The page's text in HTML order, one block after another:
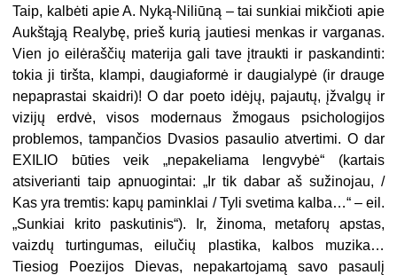
Taip, kalbėti apie A. Nyką-Niliūną – tai sunkiai mikčioti apie
Aukštąją Realybę, prieš kurią jautiesi menkas ir varganas.
Vien jo eilėraščių materija gali tave įtraukti ir paskandinti:
tokia ji tiršta, klampi, daugiaformė ir daugialypė (ir drauge
nepaprastai skaidri)! O dar poeto idėjų, pajautų, įžvalgų ir
vizijų erdvė, visos modernaus žmogaus psichologijos
problemos, tampančios Dvasios pasaulio atvertimi. O dar
EXILIO būties veik „nepakeliama lengvybė“ (kartais
atsiverianti taip apnuogintai: „Ir tik dabar aš sužinojau, /
Kas yra tremtis: kapų paminklai / Tyli svetima kalba…“ – eil.
„Sunkiai krito paskutinis“). Ir, žinoma, metaforų apstas,
vaizdų turtingumas, eilučių plastika, kalbos muzika…
Tiesiog Poezijos Dievas, nepakartojamą savo pasaulį